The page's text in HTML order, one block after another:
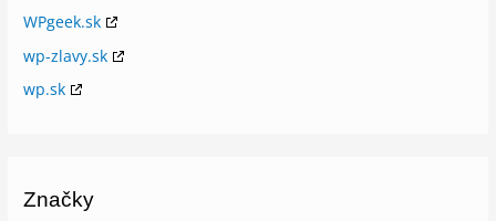
WPgeek.sk
wp-zlavy.sk
wp.sk
Značky